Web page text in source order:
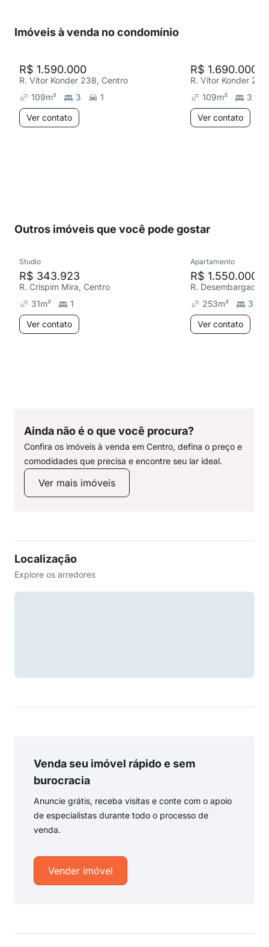
Imóveis à venda no condomínio
R$ 1.590.000
R. Vítor Konder 238, Centro
109m² 3
1
Ver contato
R$ 1.690.000
R. Vítor Konder
109m²
3
Ver contato
Outros imóveis que você pode gostar
Studio
R$ 343.923
R. Crispim Mira, Centro
31m²
1
Ver contato
Apartamento
R$ 1.550.000
253m²
3
Ver contato
Ainda não é o que você procura?
Confira os imóveis à venda em Centro, defina o preço e
comodidades que precisa e encontre seu lar ideal.
Ver mais imóveis
Localização
Explore os arredores
Venda seu imóvel rápido e sem
burocracia
Anuncie grátis, receba visitas e conte com o apoio
de especialistas durante todo o processo de
venda.
Vender imóvel